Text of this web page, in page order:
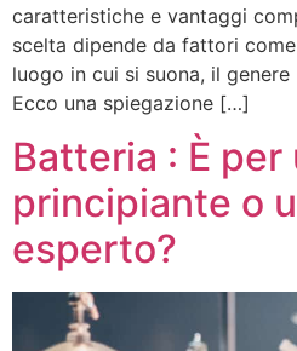
caratteristiche e vantaggi
scelta dipende da fattori
luogo in cui si suona, il
Ecco una spiegazione […]
Batteria : È per
principiante o
esperto?